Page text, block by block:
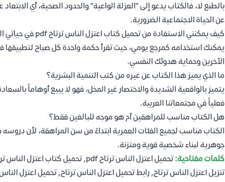
بالطبع لا، فالكتاب يدعو إلى "العزلة الواعية" والحدود الصحية، أي
عن الحياة الاجتماعية الضرورية.
كيف يمكنني الاستفادة من تحميل كتاب اعتزل الناس ترتاح pdf في حياتي اليومية؟
يمكنك استخدامه كمرجع يومي، حيث تقرأ حكمة واحدة كل صباح
الآخرين وحماية هدوئك النفسي.
ما الذي يميز هذا الكتاب عن غيره من كتب التنمية البشرية؟
يتميز بالواقعية الشديدة والاختصار غير المخل، فهو لا يبيع أوهاماً
فعلياً في مجتمعاتنا العربية.
هل الكتاب مناسب للمراهقين أم هو موجه للبالغين فقط؟
الكتاب مناسب لجميع الفئات العمرية ابتداءً من سن المراهقة، لأن دروسه
جوهرية لبناء شخصية قوية ومتزنة.
كلمات مفتاحية:
تنزيل اعتزل الناس ترتاح, رابط تحميل اعتزل الناس ترتاح, تحميل اعتزل